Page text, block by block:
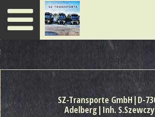
Toggle
navigation
SZ-Transporte GmbH|D-
Adelberg|Inh.